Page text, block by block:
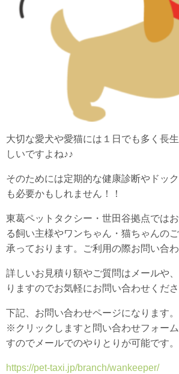
大切な愛犬や愛猫には１日でも多く長
しいですよね♪♪
そのためには定期的な健康診断やドッ
も必要かもしれません！！
東葛ペットタクシー・世田谷拠点では
る飼い主様やワンちゃん・猫ちゃんの
承っております。ご利用の際お問い合
詳しいお見積り額やご質問はメールや
りますのでお気軽にお問い合わせくださ
下記、お問い合わせページになります。
※クリックしますと問い合わせフォー
すのでメールでのやりとりが可能です。
https://pet-taxi.jp/branch/wankeeper/